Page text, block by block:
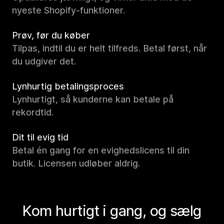
nyeste Shopify-funktioner.
Prøv, før du køber
Tilpas, indtil du er helt tilfreds. Betal først, når
du udgiver det.
Lynhurtig betalingsproces
Lynhurtigt, så kunderne kan betale på
rekordtid.
Dit til evig tid
Betal én gang for en evighedslicens til din
butik. Licensen udløber aldrig.
Kom hurtigt i gang, og sælg